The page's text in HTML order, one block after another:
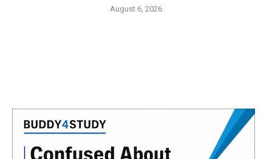
August 6, 2026